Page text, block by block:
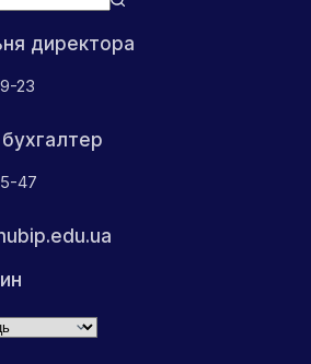
директора
23
47